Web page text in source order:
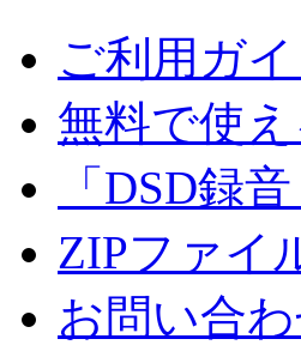
ご利用ガ
無料で使
「DSD録
ZIPファイ
お問い合